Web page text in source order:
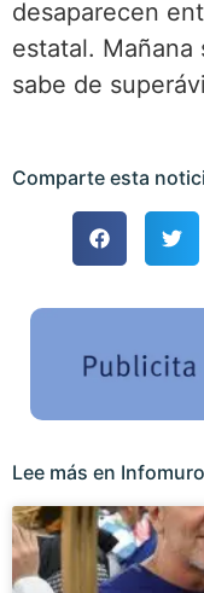
desaparecen
estatal.
sabe de
Comparte esta
Lee más en Infomuro